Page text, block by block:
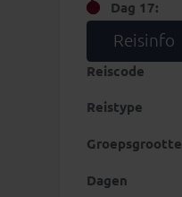
Dag 17:
Reisinfo
Reiscode
Reistype
Groepsgrootte
Dagen